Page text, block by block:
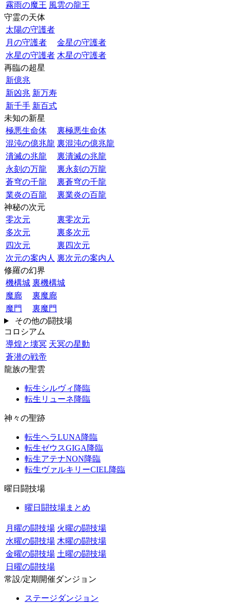
霧雨の魔王 風雲の龍王
守霊の天体
太陽の守護者
月の守護者
金星の守護者
水星の守護者 木星の守護者
再臨の超星
新億兆
新凶兆 新万寿
新千手 新百式
未知の新星
極悪生命体
裏極悪生命体
混沌の億兆龍 裏混沌の億兆龍
潰滅の兆龍
裏潰滅の兆龍
永刻の万龍
裏永刻の万龍
蒼穹の千龍
裏蒼穹の千龍
業炎の百龍
裏業炎の百龍
神秘の次元
零次元
裏零次元
多次元
裏多次元
四次元
裏四次元
次元の案内人 裏次元の案内人
修羅の幻界
機構城 裏機構城
魔廊
裏魔廊
魔門
裏魔門
その他の闘技場
コロシアム
導煌と壊冥 天冥の星動
蒼潜の戦帝
龍族の聖雲
転生シルヴィ降臨
転生リューネ降臨
神々の聖跡
転生ヘラLUNA降臨
転生ゼウスGIGA降臨
転生アテナNON降臨
転生ヴァルキリーCIEL降臨
曜日闘技場
曜日闘技場まとめ
月曜の闘技場 火曜の闘技場
水曜の闘技場 木曜の闘技場
金曜の闘技場 土曜の闘技場
日曜の闘技場
常設/定期開催ダンジョン
ステージダンジョン